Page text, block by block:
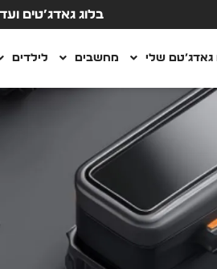
בלוג גאדג’טים
גאדג’טם שלי מחשבים לילדים